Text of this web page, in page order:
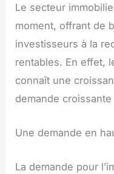
Le secteur
moment, offrant de
investisseurs à la
rentables. En effet,
connaît une
demande
Une demande en
La demande pour